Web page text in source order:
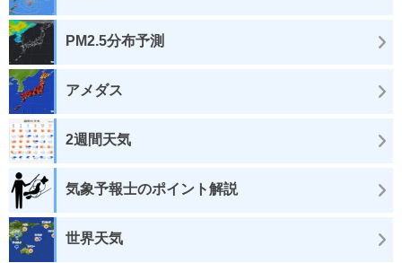
PM2.5分布予測
アメダス
2週間天気
気象予報士のポイント解説
世界天気